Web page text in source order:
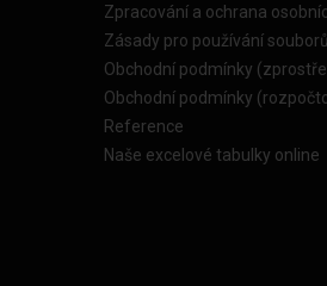
Zpracování a ochrana
Zásady pro používání
Obchodní podmínky
Obchodní podmínky
Reference
Naše excelové tabulky online